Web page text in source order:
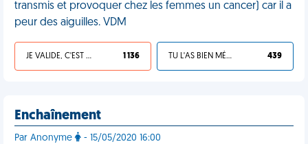
transmis et provoquer chez les femmes un cancer) car il a
peur des aiguilles. VDM
JE VALIDE, C'EST UNE VDM 1 136 TU L'AS BIEN MÉRITÉ 439
Enchaînement
Par Anonyme - 15/05/2020 16:00